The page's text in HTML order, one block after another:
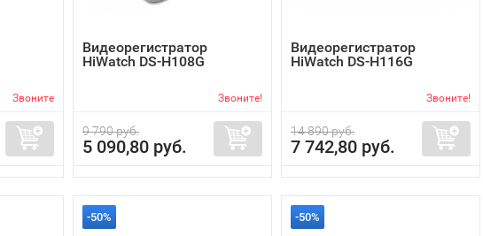
Звоните
Видеорегистратор
HiWatch DS-H108G
Звоните!
9 790 руб.
5 090,80 руб.
Видеорегистратор
HiWatch DS-H116G
Звоните!
14 890 руб.
7 742,80 руб.
-50% -50%